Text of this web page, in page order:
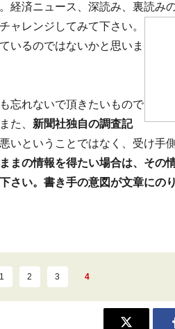
経済ニュース、深読み、裏読み
ャレンジしてみて下さい。
いるのではないかと思いま
も忘れないで頂きたいもので
た、 新聞社独自の調査記
いということではなく、受け手
まの情報を得たい場合は、その
さい。書き手の意図が文章にの
1 2 3 4